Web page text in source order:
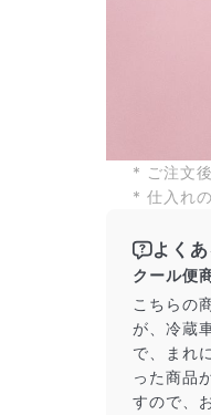
* ご注文
* 仕入れ
よく
クール便
こちらの
が、冷蔵
で、まれ
った商品
すので、